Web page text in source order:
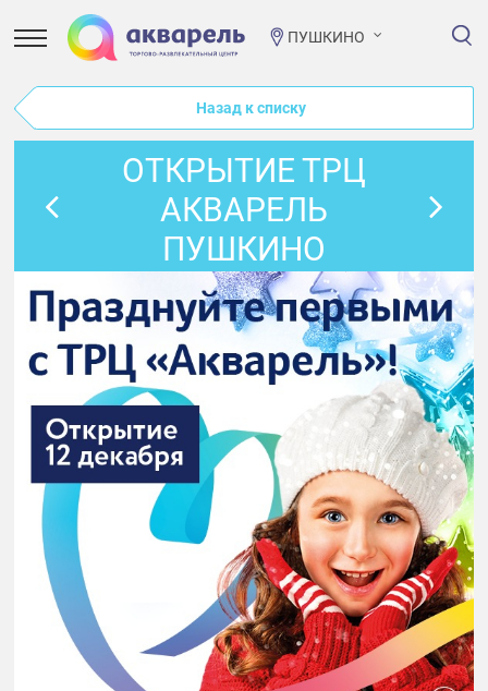
ПУШКИНО
Назад к списку
ОТКРЫТИЕ ТРЦ
АКВАРЕЛЬ
ПУШКИНО